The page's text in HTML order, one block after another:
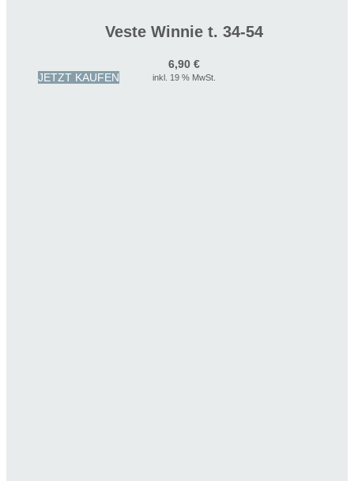
Veste Winnie t. 34-54
6,90€
inkl. 19 % MwSt.
JETZT KAUFEN